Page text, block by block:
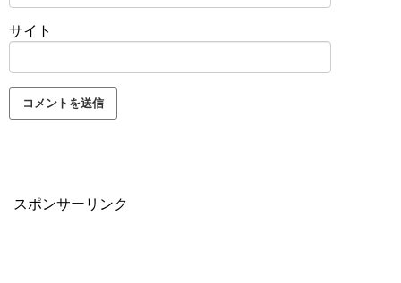
サイト
スポンサーリンク